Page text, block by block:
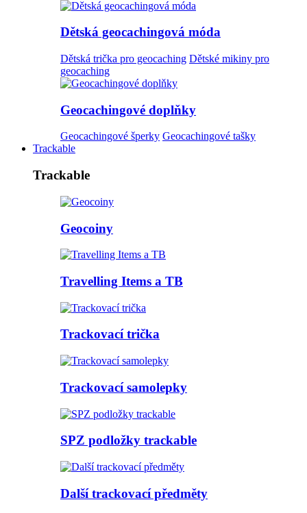
Dětská geocachingová móda
Dětská trička pro geocaching Dětské mikiny pro
geocaching
Geocachingové doplňky
Geocachingové šperky Geocachingové tašky
Trackable
Trackable
Geocoiny
Travelling Items a TB
Trackovací trička
Trackovací samolepky
SPZ podložky trackable
Další trackovací předměty